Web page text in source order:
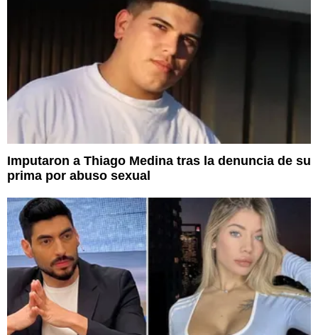
Imputaron a Thiago Medina tras la denuncia de su
prima por abuso sexual